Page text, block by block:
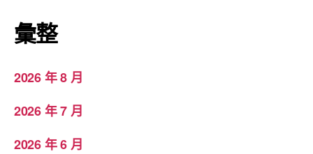
彙整
2026 年 8 月
2026 年 7 月
2026 年 6 月